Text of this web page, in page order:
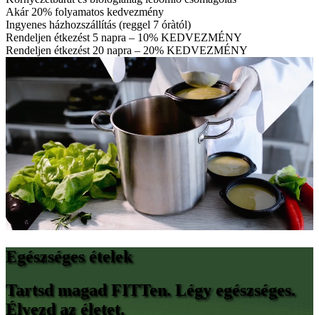
Akár 20% folyamatos kedvezmény
Ingyenes házhozszállítás (reggel 7 óràtól)
Rendeljen étkezést 5 napra – 10% KEDVEZMÉNY
Rendeljen étkezést 20 napra – 20% KEDVEZMÉNY
Egészséges ételek
Tartsd magad FITTen. Légy egészséges.
Élvezd az életet.